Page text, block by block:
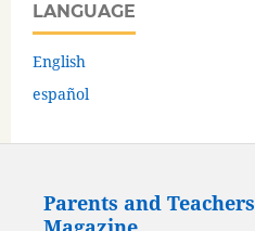
LANGUAGE
English
español
Parents and Teachers